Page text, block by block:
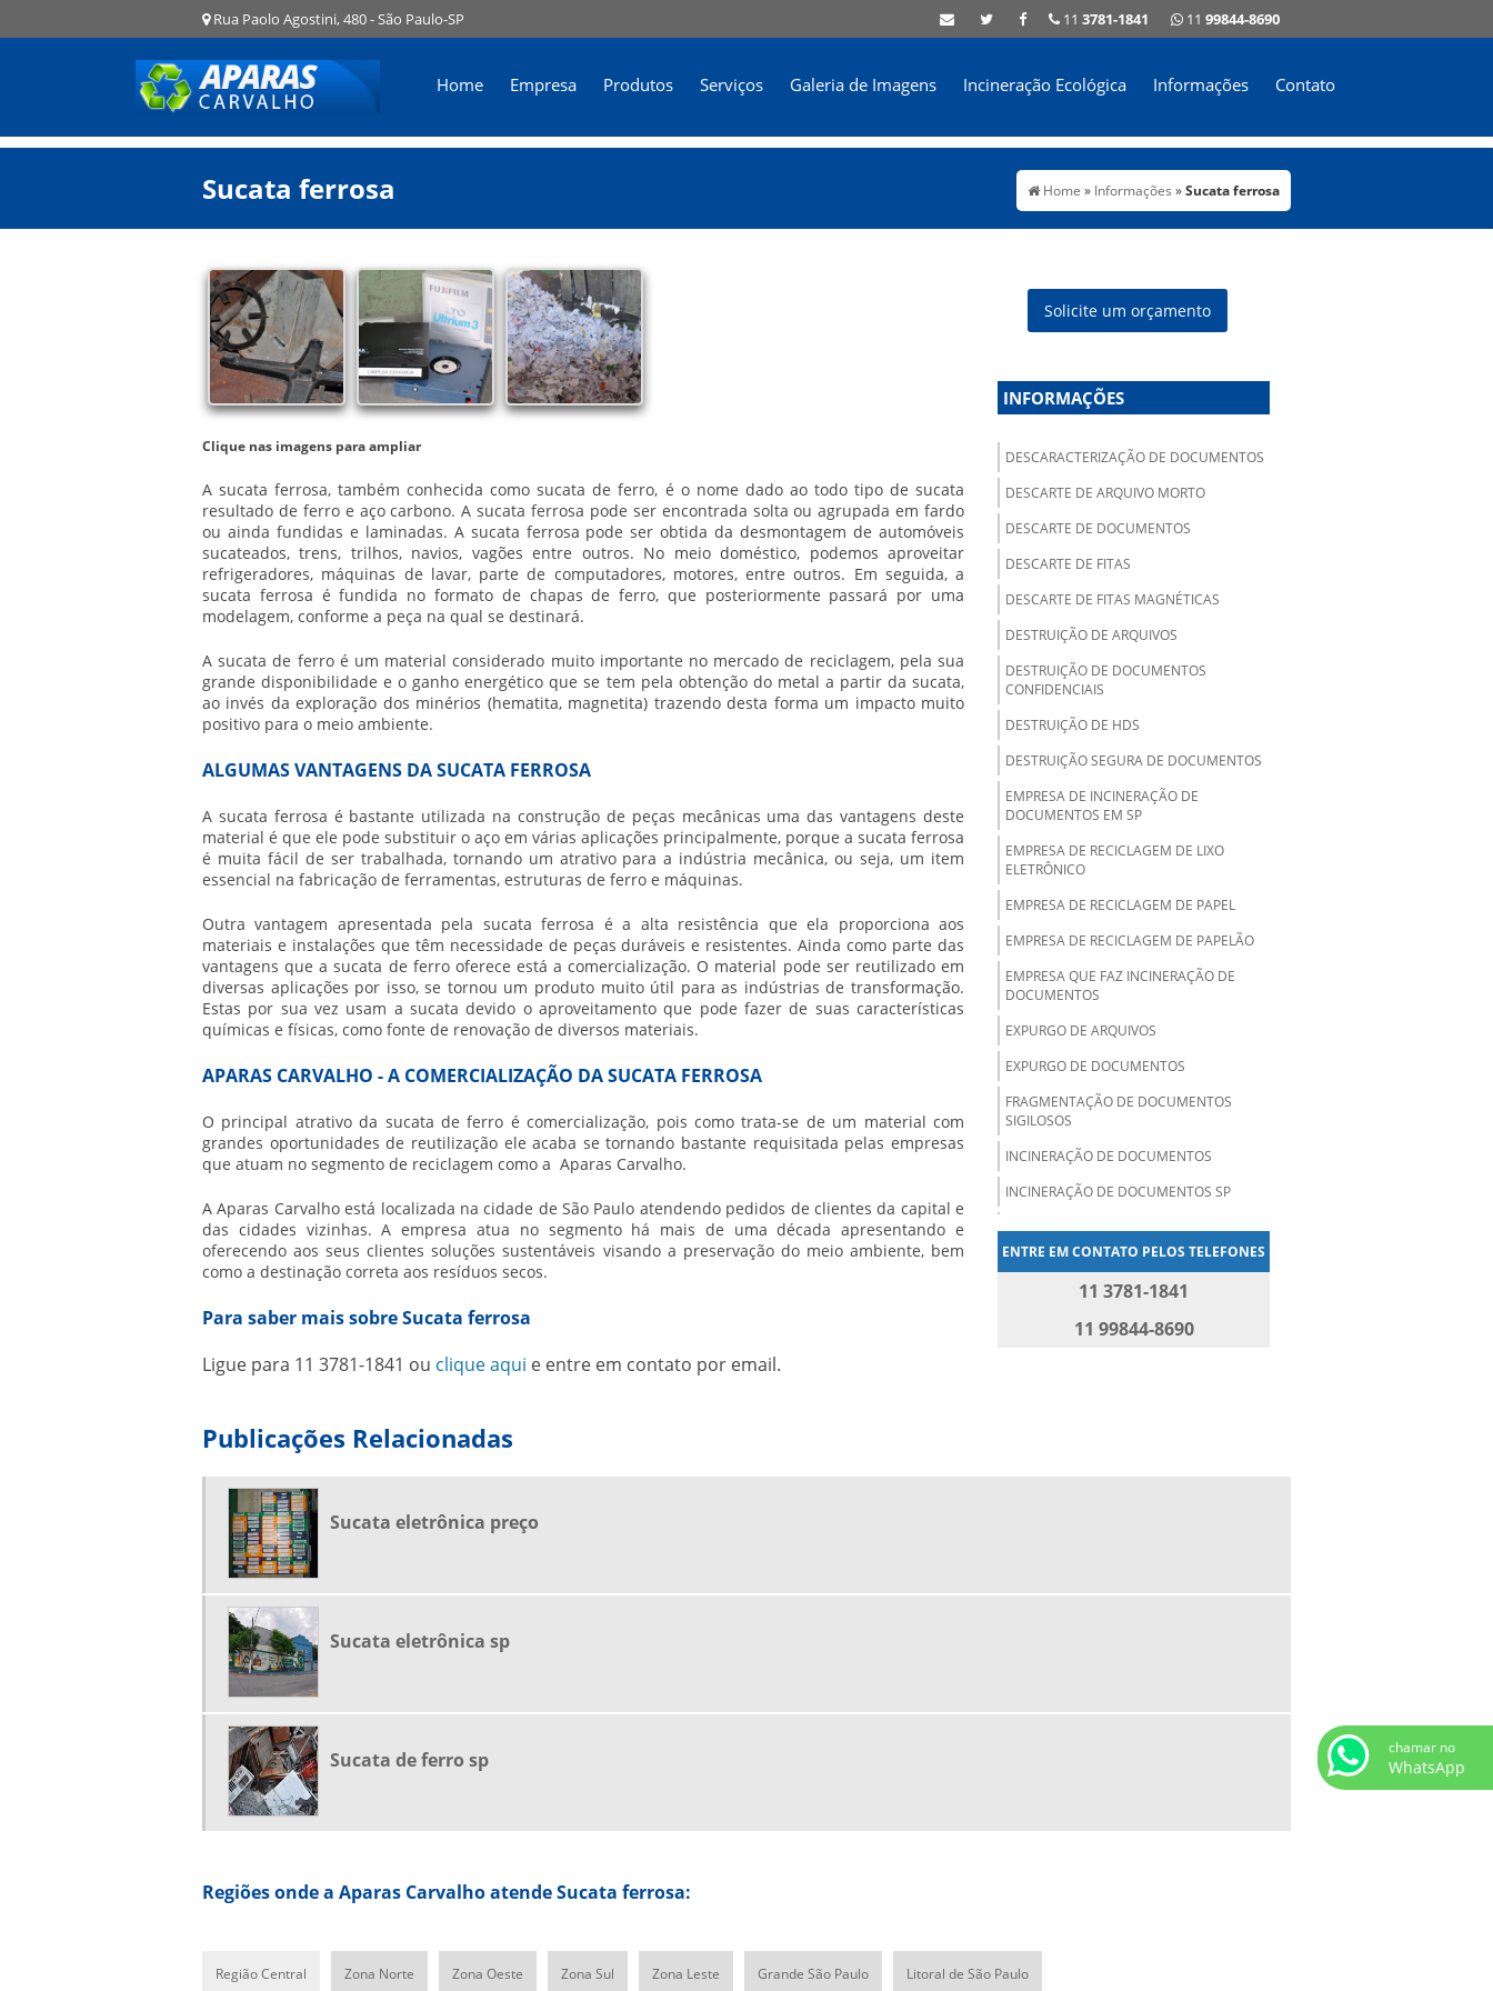
Rua Paolo Agostini, 480 - São Paulo-SP 11 99844-8690
11 3781-1841
Home Empresa Produtos Serviços Galeria de Imagens Incineração Ecológica Informações Contato
Home » Informações »Sucata ferrosa
Sucata ferrosa
Clique nas imagens para ampliar
Asucata ferrosa, também conhecida como sucata de ferro, é o nome dado ao todo tipo de sucata
resultado de ferro e aço carbono. Asucata ferrosa pode ser encontrada solta ou agrupada em fardo
ou ainda fundidas e laminadas. A sucata ferrosa pode ser obtida da desmontagem de automóveis
sucateados, trens, trilhos, navios, vagões entre outros. No meio doméstico, podemos aproveitar
refrigeradores, máquinas de lavar, parte de computadores, motores, entre outros. Em seguida, a
sucata ferrosa é fundida no formato de chapas de ferro, que posteriormente passará por uma
modelagem, conforme a peça na qual se destinará.
A sucata de ferro é um material considerado muito importante no mercado de reciclagem, pela sua
grande disponibilidade e o ganho energético que se tem pela obtenção do metal a partir da sucata,
ao invés da exploração dos minérios (hematita, magnetita) trazendo desta forma um impacto muito
positivo para o meio ambiente.
ALGUMAS VANTAGENS DA SUCATA FERROSA
A sucata ferrosa é bastante utilizada na construção de peças mecânicas uma das vantagens deste
material é que ele pode substituir o aço em várias aplicações principalmente, porque a sucata ferrosa
é muita fácil de ser trabalhada, tornando um atrativo para a indústria mecânica, ou seja, um item
essencial na fabricação de ferramentas, estruturas de ferro e máquinas.
Outra vantagem apresentada pela sucata ferrosa é a alta resistência que ela proporciona aos
materiais e instalações que têm necessidade de peças duráveis e resistentes. Ainda como parte das
vantagens que a sucata de ferro oferece está a comercialização. O material pode ser reutilizado em
diversas aplicações por isso, se tornou um produto muito útil para as indústrias de transformação.
Estas por sua vez usam a sucata devido o aproveitamento que pode fazer de suas características
químicas e físicas, como fonte de renovação de diversos materiais.
APARAS CARVALHO - A COMERCIALIZAÇÃO DA SUCATA FERROSA
O principal atrativo da sucata de ferro é comercialização, pois como trata-se de um material com
grandes oportunidades de reutilização ele acaba se tornando bastante requisitada pelas empresas
que atuam no segmento de reciclagem como a Aparas Carvalho.
A Aparas Carvalho está localizada na cidade de São Paulo atendendo pedidos de clientes da capital e
das cidades vizinhas. A empresa atua no segmento há mais de uma década apresentando e
oferecendo aos seus clientes soluções sustentáveis visando a preservação do meio ambiente, bem
como a destinação correta aos resíduos secos.
Para saber mais sobre Sucata ferrosa
Ligue para 11 3781-1841 ou clique aqui e entre em contato por email.
Solicite um orçamento
INFORMAÇÕES
DESCARACTERIZAÇÃO DE DOCUMENTOS
DESCARTE DE ARQUIVO MORTO
DESCARTE DE DOCUMENTOS
DESCARTE DE FITAS
DESCARTE DE FITAS MAGNÉTICAS
DESTRUIÇÃO DE ARQUIVOS
DESTRUIÇÃO DE DOCUMENTOS
CONFIDENCIAIS
DESTRUIÇÃO DE HDS
DESTRUIÇÃO SEGURA DE DOCUMENTOS
EMPRESA DE INCINERAÇÃO DE
DOCUMENTOS EM SP
EMPRESA DE RECICLAGEM DE LIXO
ELETRÔNICO
EMPRESA DE RECICLAGEM DE PAPEL
EMPRESA DE RECICLAGEM DE PAPELÃO
EMPRESA QUE FAZ INCINERAÇÃO DE
DOCUMENTOS
EXPURGO DE ARQUIVOS
EXPURGO DE DOCUMENTOS
FRAGMENTAÇÃO DE DOCUMENTOS
SIGILOSOS
INCINERAÇÃO DE DOCUMENTOS
INCINERAÇÃO DE DOCUMENTOS SP
INCINERAÇÃO ECOLÓGICA
INCINERAR DOCUMENTOS
INCINERAR DOCUMENTOS SP
INCINERAR PAPEL
TRITURAÇÃO DE DOCUMENTOS
ENTRE EM CONTATO PELOS TELEFONES
11 3781-1841
11 99844-8690
Publicações Relacionadas
Sucata eletrônica preço
Sucata eletrônica sp
Sucata de ferro sp
Regiões onde a Aparas Carvalho atende Sucata ferrosa:
Região Central Zona Norte Zona Oeste Zona Sul Zona Leste Grande São Paulo Litoral de São Paulo
chamar no
WhatsApp